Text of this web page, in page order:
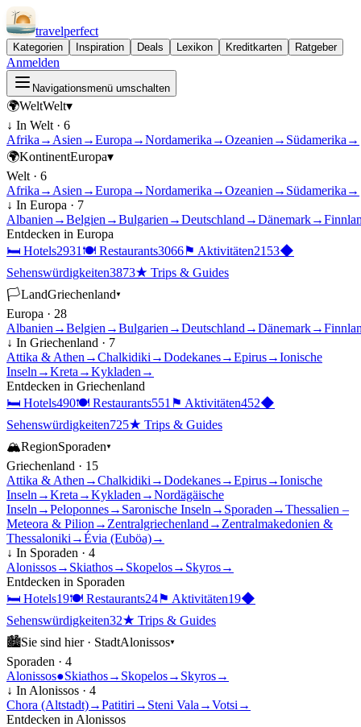
travelperfect
Kategorien Inspiration Deals Lexikon Kreditkarten Ratgeber
Anmelden
Navigationsmenü umschalten
🌍WeltWelt▾
↓ In Welt · 6
Afrika → Asien →Europa →Nordamerika →Ozeanien → Südamerika →
🌍KontinentEuropa▾
Welt · 6
Afrika → Asien →Europa →Nordamerika →Ozeanien → Südamerika →
↓ In Europa · 7
Albanien →Belgien →Bulgarien →Deutschland →Dänemark→
Entdecken in Europa
🛏 Hotels2931 🍽 Restaurants3066⚑ Aktivitäten2153◆
Sehenswürdigkeiten3873★ Trips & Guides
🏳LandGriechenland▾
Europa · 28
Albanien →Belgien →Bulgarien →Deutschland →Dänemark→
↓ In Griechenland · 7
Attika & Athen →Chalkidiki →Dodekanes→Epirus→Ionische
Inseln →Kreta →Kykladen →
Entdecken in Griechenland
🛏 Hotels490🍽 Restaurants551 ⚑ Aktivitäten452◆
Sehenswürdigkeiten725★ Trips & Guides
🏔RegionSporaden▾
Griechenland · 15
Attika & Athen →Chalkidiki →Dodekanes→Epirus→Ionische
Inseln →Kreta →Kykladen →Nordägäische
Inseln →Peloponnes→ Saronische Inseln → Sporaden →Thessalien –
Meteora & Pilion → Zentralgriechenland → Zentralmakedonien &
Thessaloniki →Évia (Euböa)→
↓ In Sporaden · 4
Alonissos→ Skiathos→ Skopelos→ Skyros→
Entdecken in Sporaden
🛏 Hotels19🍽 Restaurants24⚑ Aktivitäten19◆
Sehenswürdigkeiten32★ Trips & Guides
🏙Sie sind hier · StadtAlonissos▾
Sporaden · 4
Alonissos●Skiathos→ Skopelos→ Skyros→
↓ In Alonissos · 4
Chora (Altstadt)→Patitiri → Steni Vala →Votsi →
Entdecken in Alonissos